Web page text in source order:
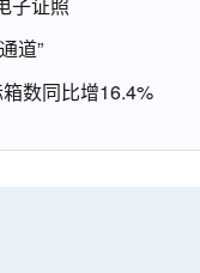
道”
数同比增16.4%